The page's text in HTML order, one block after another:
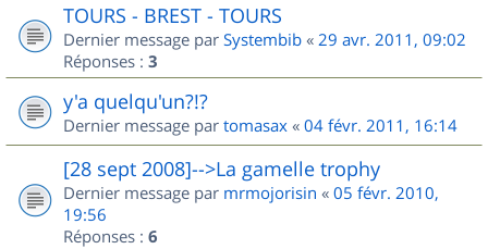
TOURS - BREST - TOURS
Dernier message par Systembib « 29 avr. 2011, 09:02
Réponses : 3
y'a quelqu'un?!?
Dernier message par tomasax « 04 févr. 2011, 16:14
[28 sept 2008]-->La gamelle trophy
Dernier message par mrmojorisin « 05 févr. 2010,
19:56
Réponses : 6